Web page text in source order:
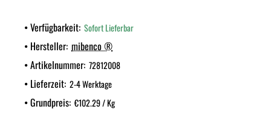
Verfügbarkeit: Sofort Lieferbar
Hersteller: mibenco ®
Artikelnummer: 72812008
Lieferzeit: 2-4 Werktage
Grundpreis: €102.29 / Kg